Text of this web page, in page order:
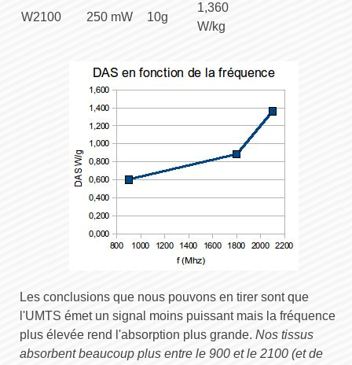
W2100 250 mW 10g
1,360
W/kg
Les conclusions que nous pouvons en tirer sont que
l'UMTS émet un signal moins puissant mais la fréquence
plus élevée rend l'absorption plus grande. Nos tissus
absorbent beaucoup plus entre le 900 et le 2100 (et de